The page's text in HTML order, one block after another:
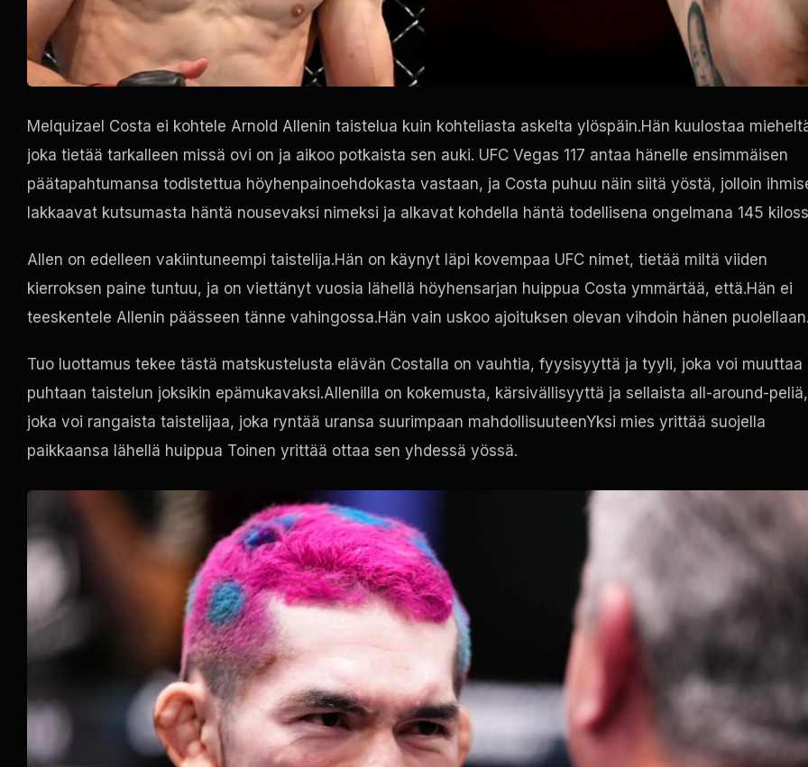
Melquizael Costa ei kohtele Arnold Allenin taistelua kuin kohteliasta askelta ylöspäin.Hän kuulostaa
joka tietää tarkalleen missä ovi on ja aikoo potkaista sen auki. UFC Vegas 117 antaa hänelle ensimmäisen
päätapahtumansa todistettua höyhenpainoehdokasta vastaan, ja Costa puhuu näin siitä yöstä, jolloin
lakkaavat kutsumasta häntä nousevaksi nimeksi ja alkavat kohdella häntä todellisena ongelmana 145
Allen on edelleen vakiintuneempi taistelija.Hän on käynyt läpi kovempaa UFC nimet, tietää miltä viiden
kierroksen paine tuntuu, ja on viettänyt vuosia lähellä höyhensarjan huippua Costa ymmärtää, että.Hän ei
teeskentele Allenin päässeen tänne vahingossa.Hän vain uskoo ajoituksen olevan vihdoin hänen
Tuo luottamus tekee tästä matskustelusta elävän Costalla on vauhtia, fyysisyyttä ja tyyli, joka voi muuttaa
puhtaan taistelun joksikin epämukavaksi.Allenilla on kokemusta, kärsivällisyyttä ja sellaista all-around-peliä,
joka voi rangaista taistelijaa, joka ryntää uransa suurimpaan mahdollisuuteenYksi mies yrittää suojella
paikkaansa lähellä huippua Toinen yrittää ottaa sen yhdessä yössä.